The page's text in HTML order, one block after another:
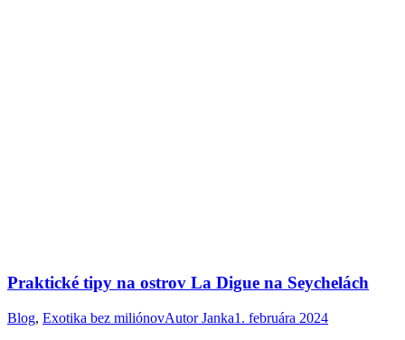
Praktické tipy na ostrov La Digue na Seychelách
Blog, Exotika bez miliónovAutorJanka1. februára 2024